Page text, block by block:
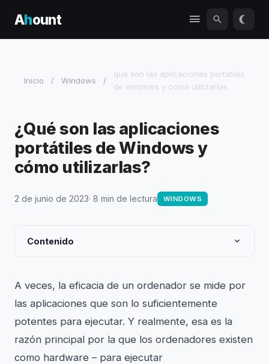
Ahount
Inicio / Windows /
que son las aplicaciones portatiles
de windows y como utilizarlas
¿Qué son las aplicaciones
portátiles de Windows y
cómo utilizarlas?
2 de junio de 2023· 8 min de lectura WINDOWS
Contenido
A veces, la eficacia de un ordenador se mide por
las aplicaciones que son lo suficientemente
potentes para ejecutar. Y realmente, esa es la
razón principal por la que los ordenadores existen
como hardware – para ejecutar